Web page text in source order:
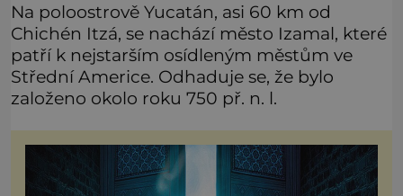
Na poloostrově Yucatán, asi 60 km od
Chichén Itzá, se nachází město Izamal, které
patří k nejstarším osídleným městům ve
Střední Americe. Odhaduje se, že bylo
založeno okolo roku 750 př. n. l.